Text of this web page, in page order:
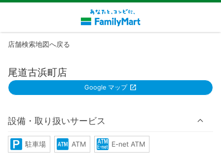
店舗検索地図へ戻る
尾道古浜町店
Google マップ
設備・取り扱いサービス
駐車場 ATM E-net ATM